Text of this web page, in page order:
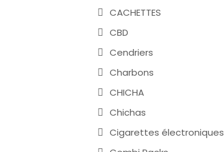
CACHETTES
CBD
Cendriers
Charbons
CHICHA
Chichas
Cigarettes électroniques